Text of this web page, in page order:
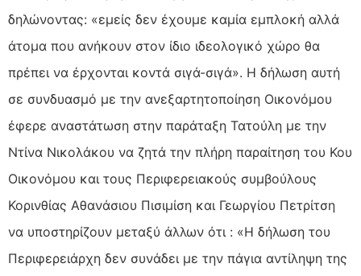
δηλώνοντας: «εμείς δεν έχουμε καμία εμπλοκή αλλά
άτομα που ανήκουν στον ίδιο ιδεολογικό χώρο θα
πρέπει να έρχονται κοντά σιγά-σιγά». Η δήλωση αυτή
σε συνδυασμό με την ανεξαρτητοποίηση Οικονόμου
έφερε αναστάτωση στην παράταξη Τατούλη με την
Ντίνα Νικολάκου να ζητά την πλήρη παραίτηση του Κου
Οικονόμου και τους Περιφερειακούς συμβούλους
Κορινθίας Αθανάσιου Πισιμίση και Γεωργίου Πετρίτση
να υποστηρίζουν μεταξύ άλλων ότι : «Η δήλωση του
Περιφερειάρχη δεν συνάδει με την πάγια αντίληψη της